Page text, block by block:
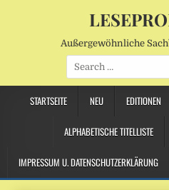
Außergewöhnliche
Search
for:
STARTSEITE NEU EDITIONEN
ALPHABETISCHE TITELLISTE
IMPRESSUM U. DATENSCHUTZERKLÄRUNG